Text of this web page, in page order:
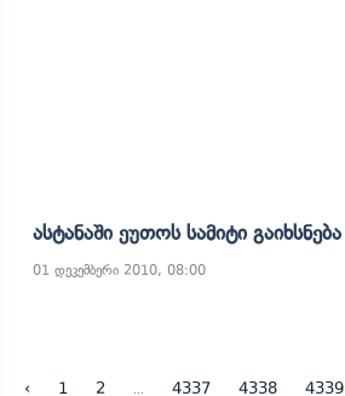
Ასტანაში Ეუთოს Სამიტი Გაიხსნება
01 დეკემბერი 2010, 08:00
‹ 1 2 4337 4338 4339